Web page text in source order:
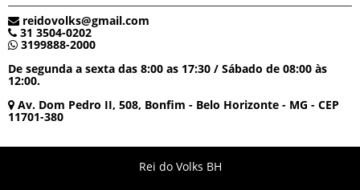
reidovolks@gmail.com
31 3504-0202
3199888-2000
De segunda a sexta das 8:00 as 17:30 / Sábado de 08:00 às
12:00.
Av. Dom Pedro II, 508, Bonfim - Belo Horizonte - MG - CEP
11701-380
Rei do Volks BH